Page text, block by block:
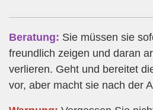
Beratung: Sie müssen sie
freundlich zeigen und daran
verlieren. Geht und bereitet
vor, aber macht sie nach der